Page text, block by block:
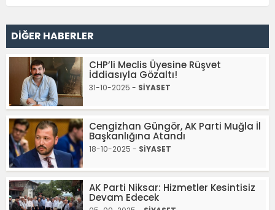
DİĞER HABERLER
CHP’li Meclis Üyesine Rüşvet
İddiasıyla Gözaltı!
31-10-2025 - SİYASET
Cengizhan Güngör, AK Parti Muğla İl
Başkanlığına Atandı
18-10-2025 - SİYASET
AK Parti Niksar: Hizmetler Kesintisiz
Devam Edecek